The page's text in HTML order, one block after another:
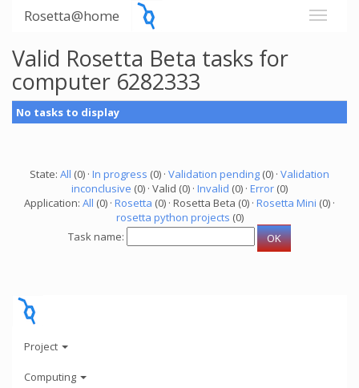
Rosetta@home
Valid Rosetta Beta tasks for
computer 6282333
No tasks to display
State: All (0) · In progress (0) · Validation pending (0) · Validation
inconclusive (0) · Valid (0) · Invalid (0) · Error (0)
Application: All (0) · Rosetta (0) · Rosetta Beta (0) · Rosetta Mini (0) ·
rosetta python projects (0)
Task name:
Project
Computing